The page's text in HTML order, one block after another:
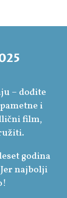
– dođite
i
film,
godina
najbolji